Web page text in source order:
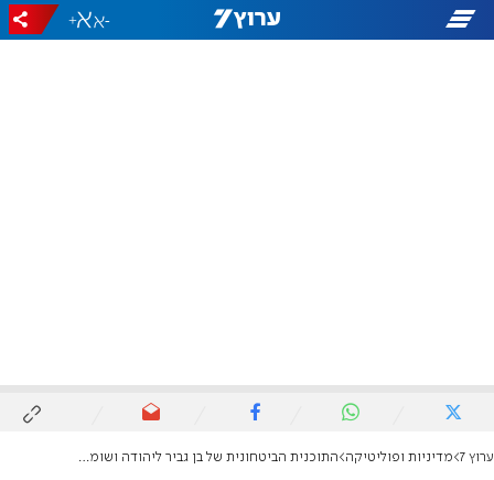
-
+
ערוץ 7 מדיניות ופוליטיקה התוכנית הביטחונית של בן גביר ליהודה ושומרון